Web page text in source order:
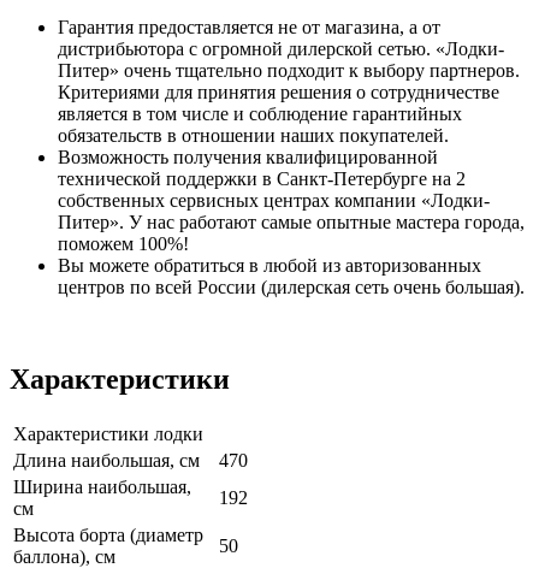
Гарантия предоставляется не от магазина, а от
дистрибьютора с огромной дилерской сетью. «Лодки-
Питер» очень тщательно подходит к выбору партнеров.
Критериями для принятия решения о сотрудничестве
является в том числе и соблюдение гарантийных
обязательств в отношении наших покупателей.
Возможность получения квалифицированной
технической поддержки в Санкт-Петербурге на 2
собственных сервисных центрах компании «Лодки-
Питер». У нас работают самые опытные мастера города,
поможем 100%!
Вы можете обратиться в любой из авторизованных
центров по всей России (дилерская сеть очень большая).
Характеристики
Характеристики лодки
Длина наибольшая, см
470
Ширина наибольшая,
см
192
Высота борта (диаметр
баллона), см
50